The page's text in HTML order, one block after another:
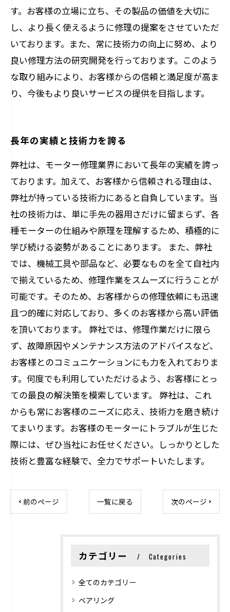
す。お客様の立場に立ち、その製品の価値を大切に
し、より長く使えるように修理の提案をさせていただ
いております。また、常に技術力の向上に努め、より
良い修理方法の研究開発を行っております。このよう
な取り組みにより、お客様からの信頼と満足度が高ま
り、今後もより良いサービスの提供を目指します。
長年の実績と技術力を誇る
弊社は、モーター修理業界において長年の実績を誇っ
ております。加えて、お客様から信頼される理由は、
弊社が持っている技術力にあると自負しています。当
社の技術力は、単に手先の器用さだけに留まらず、各
種モーターの仕組みや原理を理解するため、積極的に
学び続ける姿勢があることにあります。 また、弊社
では、機械工具や部品など、必要なものを全て自社内
で揃えているため、修理作業をスムーズに行うことが
可能です。そのため、お客様からの修理依頼にも迅速
且つ的確に対応しており、多くのお客様から高い評価
を頂いております。 弊社では、修理作業だけに限ら
ず、故障原因やメンテナンス方法のアドバイスなど、
お客様とのコミュニケーションにも力を入れておりま
す。何度でも利用していただけるよう、お客様にとっ
ての最良の解決策を模索しています。 弊社は、これ
からも常にお客様のニーズに応え、技術力を磨き続け
てまいります。お客様のモーターにトラブルが生じた
際には、ぜひ当社にお任せください。しっかりとした
技術と豊富な経験で、全力でサポートいたします。
< 前のページ 一覧に戻る 次のページ >
カテゴリー Categories
全てのカテゴリー
ベアリング